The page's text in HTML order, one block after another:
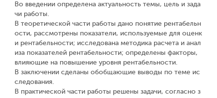
Во введении определена актуальность темы, цель и зада
чи работы.
В теоретической части работы дано понятие рентабельн
ости, рассмотрены показатели, используемые для оценк
и рентабельности; исследована методика расчета и анал
иза показателей рентабельности; определены факторы,
влияющие на повышение уровня рентабельности.
В заключении сделаны обобщающие выводы по теме ис
следования.
В практической части работы решены задачи, согласно з